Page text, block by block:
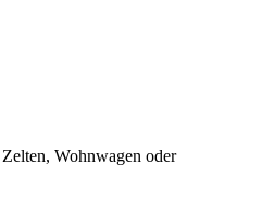
Wohnwagen oder